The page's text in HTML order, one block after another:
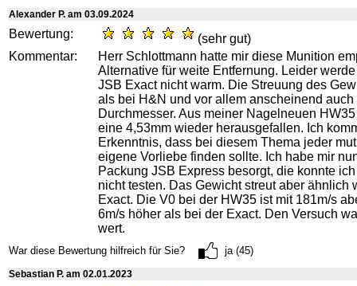
Alexander P. am 03.09.2024
Bewertung:
(sehr gut)
Kommentar:
Herr Schlottmann hatte mir diese Munition
Alternative für weite Entfernung. Leider
JSB Exact nicht warm. Die Streuung des
als bei H&N und vor allem anscheinend auch
Durchmesser. Aus meiner Nagelneuen
eine 4,53mm wieder herausgefallen. Ich
Erkenntnis, dass bei diesem Thema jeder
eigene Vorliebe finden sollte. Ich habe mir
Packung JSB Express besorgt, die konnte
nicht testen. Das Gewicht streut aber ähnlich
Exact. Die V0 bei der HW35 ist mit 181m/s
6m/s höher als bei der Exact. Den Versuch
wert.
War diese Bewertung hilfreich für Sie? ja (45)
Sebastian P. am 02.01.2023